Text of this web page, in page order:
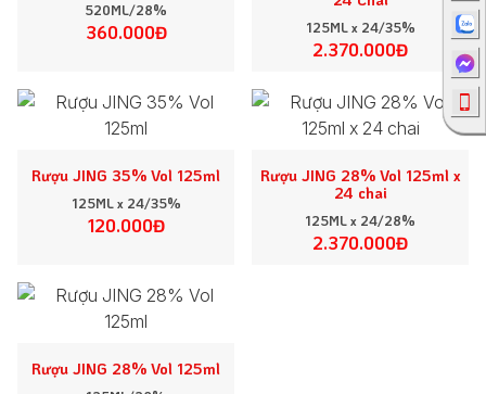
520ML/28%
360.000Đ 125ML x 24/35%
2.370.000Đ
Rượu JING 35% Vol 125ml
125ML x 24/35%
120.000Đ
Rượu JING 28% Vol 125ml x
24 chai
125ML x 24/28%
2.370.000Đ
Rượu JING 28% Vol 125ml